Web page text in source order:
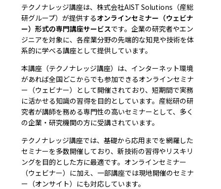
テクノナレッジ講座は、株式会社AIST Solutions（産総
研グループ）が提供するオンラインセミナー（ウェビナ
ー）形式の専門講座サービスです。企業の研究者やエン
ジニアを対象に、各産業分野の先端的な知見や技術を体
系的に学べる講座として提供しています。
本講座（テクノナレッジ講座）は、インターネット環境
があれば全国どこからでも参加できるオンラインセミナ
ー（ウェビナー）として開催されており、短期間で実務
に活かせる知識の習得を目的としています。産総研の研
究者が講師を務める専門性の高いセミナーとして、多く
の企業・研究機関の方に受講されています。
テクノナレッジ講座では、基礎から応用までを網羅した
セミナーを多数開催しており、新技術の習得やリスキリ
ングを目的とした方に最適です。オンラインセミナー
（ウェビナー）に加え、一部講座では現地開催のセミナ
ー（オンサイト）にも対応しています。